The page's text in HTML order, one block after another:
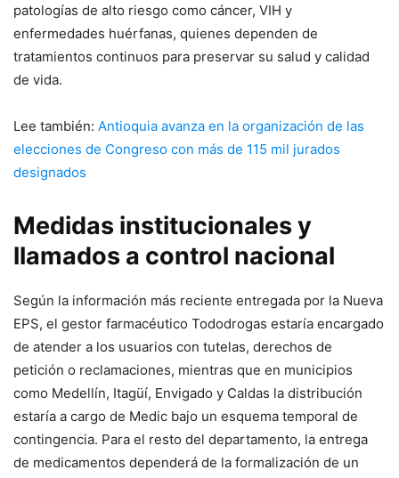
patologías de alto riesgo como cáncer, VIH y
enfermedades huérfanas, quienes dependen de
tratamientos continuos para preservar su salud y calidad
de vida.
Lee también: Antioquia avanza en la organización de las
elecciones de Congreso con más de 115 mil jurados
designados
Medidas institucionales y
llamados a control nacional
Según la información más reciente entregada por la Nueva
EPS, el gestor farmacéutico Tododrogas estaría encargado
de atender a los usuarios con tutelas, derechos de
petición o reclamaciones, mientras que en municipios
como Medellín, Itagüí, Envigado y Caldas la distribución
estaría a cargo de Medic bajo un esquema temporal de
contingencia. Para el resto del departamento, la entrega
de medicamentos dependerá de la formalización de un